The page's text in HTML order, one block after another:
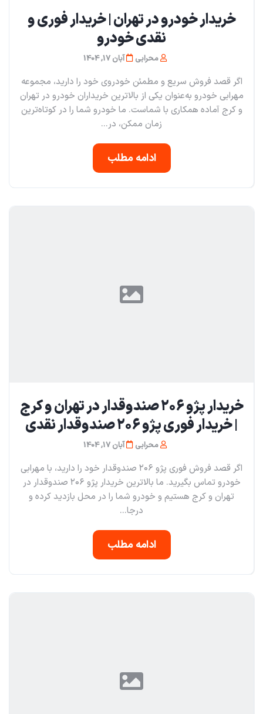
خریدار خودرو در تهران | خریدار فوری و
نقدی خودرو
محرابی آبان 17, 1404
اگر قصد فروش سریع و مطمئن خودروی خود را دارید، مجموعه
مهرابی خودرو به‌عنوان یکی از بالاترین خریداران خودرو در تهران
و کرج آماده همکاری با شماست. ما خودرو شما را در کوتاه‌ترین
زمان ممکن، در...
ادامه مطلب
خریدار پژو ۲۰۶ صندوقدار در تهران و کرج
| خریدار فوری پژو ۲۰۶ صندوقدار نقدی
محرابی آبان 17, 1404
اگر قصد فروش فوری پژو ۲۰۶ صندوقدار خود را دارید، با مهرابی
خودرو تماس بگیرید. ما بالاترین خریدار پژو ۲۰۶ صندوقدار در
تهران و کرج هستیم و خودرو شما را در محل بازدید کرده و
درجا...
ادامه مطلب